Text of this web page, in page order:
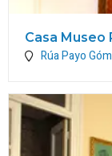
Casa Museo
Rúa Payo